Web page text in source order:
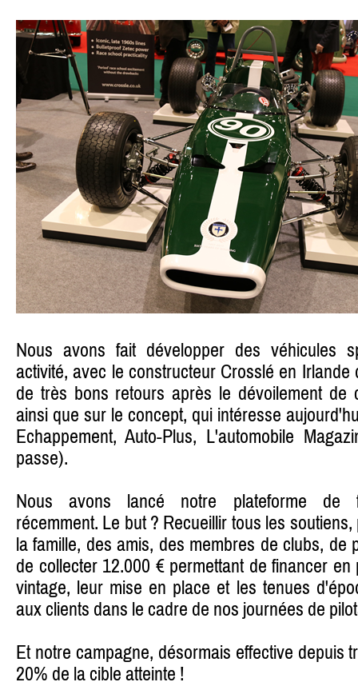
Nous avons fait développer des véhicules
activité, avec le constructeur Crosslé en
de très bons retours après le dévoilement de
ainsi que sur le concept, qui intéresse
Echappement, Auto-Plus, L'automobile
passe).
Nous avons lancé notre plateforme de
récemment. Le but ? Recueillir tous les
la famille, des amis, des membres de clubs, de
de collecter 12.000 € permettant de financer
vintage, leur mise en place et les tenues
aux clients dans le cadre de nos journées de
Et notre campagne, désormais effective depuis
20% de la cible atteinte !